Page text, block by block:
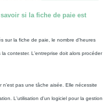
si la fiche de paie est
sur la fiche de paie, le nombre d'heures
contester. L'entreprise doit alors procéder
n'est pas une tâche aisée. Elle nécessite
L'utilisation d'un logiciel pour la gestion